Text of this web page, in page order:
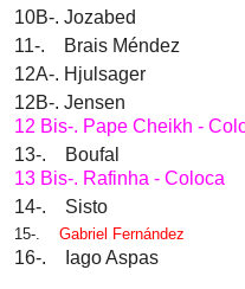
10B-. Jozabed
11-. Brais Méndez
12A-. Hjulsager
12B-. Jensen
12 Bis-. Pape Cheikh -
13-. Boufal
13 Bis-. Rafinha - Coloca
14-. Sisto
15-. Gabriel Fernández
16-. Iago Aspas